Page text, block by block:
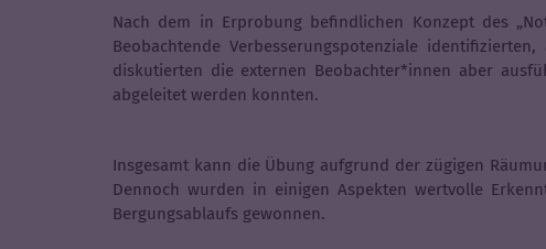
Nach dem in Erprobung befindlichen Konzept des
Beobachtende Verbesserungspotenziale
diskutierten die externen Beobachter*innen aber
abgeleitet werden konnten.
Insgesamt kann die Übung aufgrund der zügigen
Dennoch wurden in einigen Aspekten wertvolle
Bergungsablaufs gewonnen.